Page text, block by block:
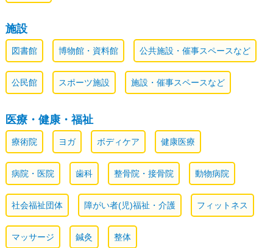
施設
図書館 博物館・資料館 公共施設・催事スペースなど
公民館 スポーツ施設 施設・催事スペースなど
医療・健康・福祉
療術院 ヨガ ボディケア 健康医療
病院・医院 歯科 整骨院・接骨院 動物病院
社会福祉団体 障がい者(児)福祉・介護 フィットネス
マッサージ 鍼灸 整体